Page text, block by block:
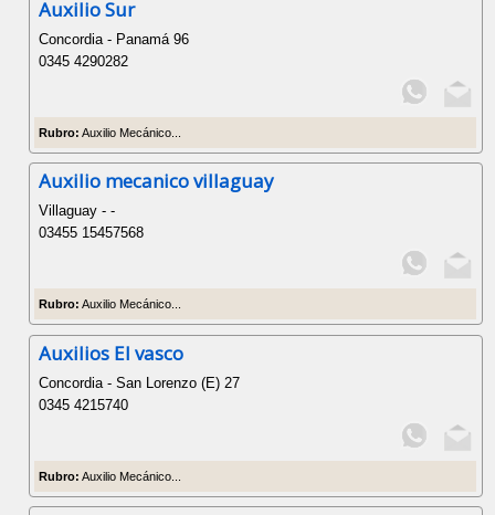
Auxilio Sur
Concordia - Panamá 96
0345 4290282
Rubro: Auxilio Mecánico...
Auxilio mecanico villaguay
Villaguay - -
03455 15457568
Rubro: Auxilio Mecánico...
Auxilios El vasco
Concordia - San Lorenzo (E) 27
0345 4215740
Rubro: Auxilio Mecánico...